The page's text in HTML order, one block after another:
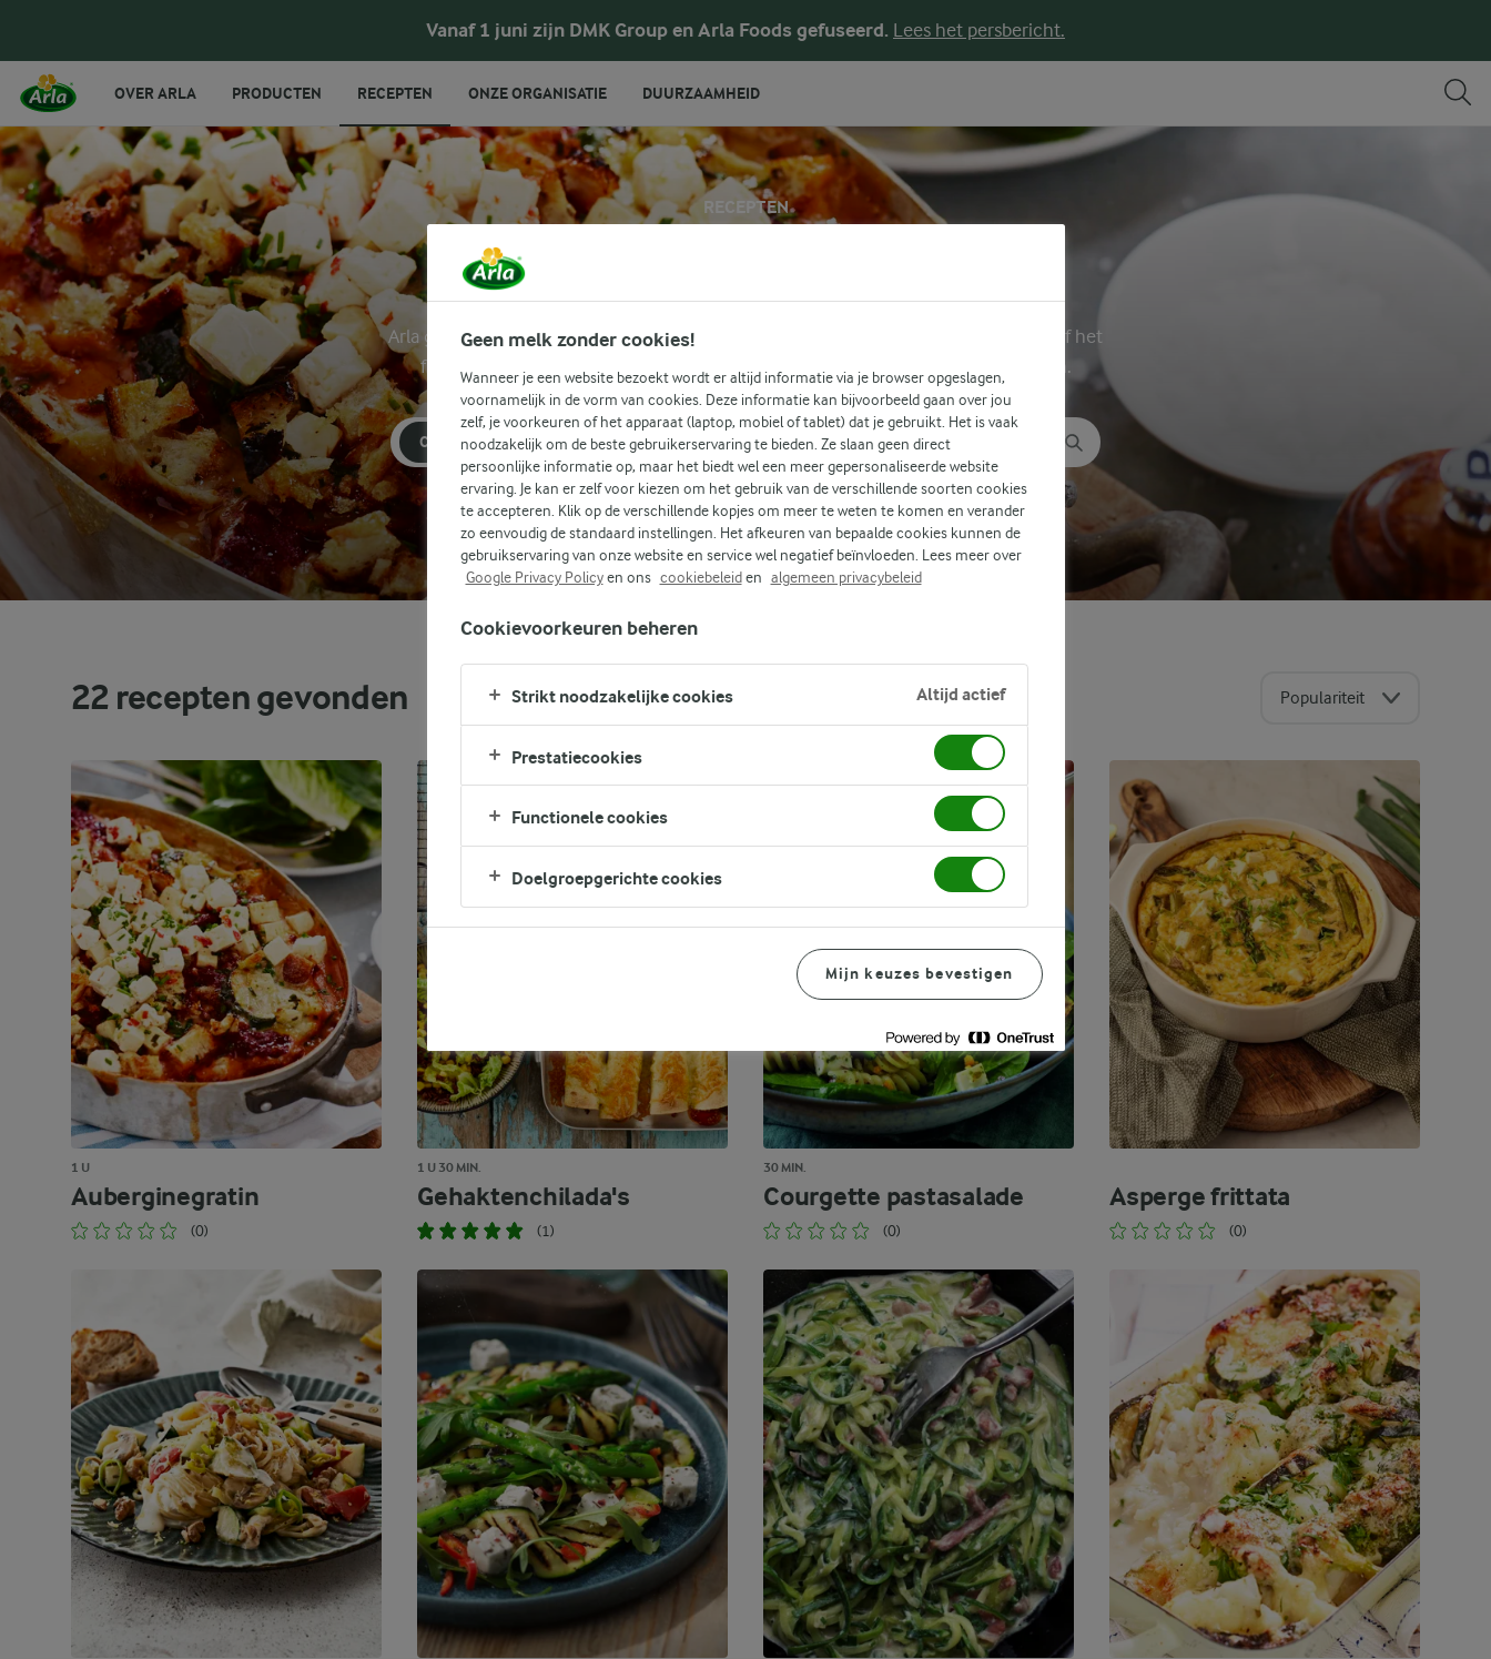
Vanaf 1 juni zijn DMK Group en Arla Foods gefuseerd. Lees het persbericht.
OVER ARLA PRODUCTEN RECEPTEN ONZE ORGANISATIE DUURZAAMHEID
RECEPTEN
Courgette + Kaas
Arla geeft je recepten voor alle gelegenheden! Gebruik onderstaande zoekfunctie of het
filtermenu om gemakkelijk recepten met jouw favoriete ingrediënten te vinden.
COURGETTE KAAS
Zoek categorie
Zoek zoektermen in te voeren
FILTER
22 recepten gevonden Populariteit
1 U
Auberginegratin
(0)
1 U 30 MIN.
Gehaktenchilada's
(1)
30 MIN.
Courgette pastasalade
(0)
Asperge frittata
(0)
Geen melk zonder cookies!
Wanneer je een website bezoekt wordt er altijd informatie via je browser opgeslagen,
voornamelijk in de vorm van cookies. Deze informatie kan bijvoorbeeld gaan over jou
zelf, je voorkeuren of het apparaat (laptop, mobiel of tablet) dat je gebruikt. Het is vaak
noodzakelijk om de beste gebruikerservaring te bieden. Ze slaan geen direct
persoonlijke informatie op, maar het biedt wel een meer gepersonaliseerde website
ervaring. Je kan er zelf voor kiezen om het gebruik van de verschillende soorten cookies
te accepteren. Klik op de verschillende kopjes om meer te weten te komen en verander
zo eenvoudig de standaard instellingen. Het afkeuren van bepaalde cookies kunnen de
gebruikservaring van onze website en service wel negatief beïnvloeden. Lees meer over
Google Privacy Policyen ons cookiebeleiden algemeen privacybeleid
Cookievoorkeuren beheren
Strikt noodzakelijke cookies Altijd actief
Prestatiecookies
Functionele cookies
Doelgroepgerichte cookies
Mijn keuzes bevestigen